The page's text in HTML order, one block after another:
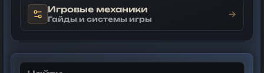
Игровые механики
Гайды и системы игры →